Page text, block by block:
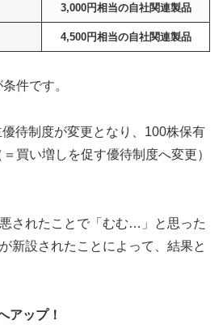
3,000円相当の自社関連製品
4,500円相当の自社関連製品
条件です。
待制度が変更となり、100株保有
買い増しを促す優待制度へ変更）
されたことで「むむ…」と思った
新設されたことによって、結果と
アップ！